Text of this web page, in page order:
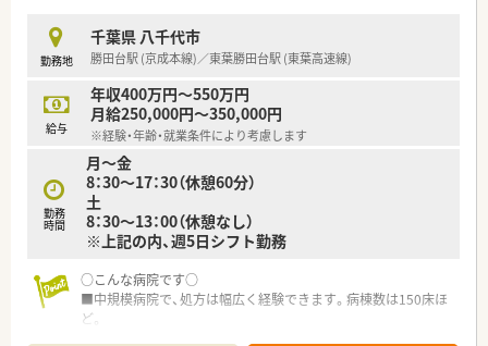
＜働きやすい環境＞
■当直がなく託児所(700円/日)の利用も可能なため、子育て中の
薬剤師様にもお勧めです。
■職員寮があるため、遠方からお越しの方にも安心です。
勤務地
千葉県 八千代市
勝田台駅 (京成本線)／東葉勝田台駅 (東葉高速線)
給与
年収400万円～550万円
月給250,000円～350,000円
※経験・年齢・就業条件により考慮します
勤務
時間
月～金
8：30～17：30（休憩60分）
土
8：30～13：00（休憩なし）
※上記の内、週5日シフト勤務
○こんな病院です○
■中規模病院で、処方は幅広く経験できます。病棟数は150床ほ
ど。